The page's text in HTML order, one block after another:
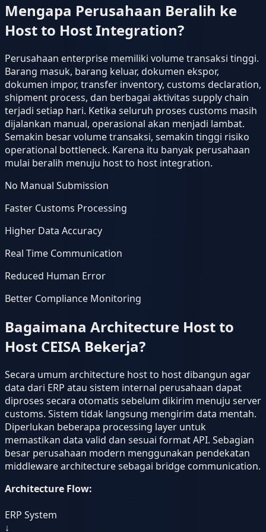
Mengapa Perusahaan Beralih ke
Host to Host Integration?
Perusahaan enterprise memiliki volume transaksi tinggi.
Barang masuk, barang keluar, dokumen ekspor,
dokumen impor, transfer inventory, customs declaration,
shipment process, dan berbagai aktivitas supply chain
terjadi setiap hari. Ketika seluruh proses customs masih
dijalankan manual, operasional akan menjadi lambat.
Semakin besar volume transaksi, semakin tinggi risiko
operational bottleneck. Karena itu banyak perusahaan
mulai beralih menuju host to host integration.
No Manual Submission
Faster Customs Processing
Higher Data Accuracy
Real Time Communication
Reduced Human Error
Better Compliance Monitoring
Bagaimana Architecture Host to
Host CEISA Bekerja?
Secara umum architecture host to host dibangun agar
data dari ERP atau sistem internal perusahaan dapat
diproses secara otomatis sebelum dikirim menuju server
customs. Sistem tidak langsung mengirim data mentah.
Diperlukan beberapa processing layer untuk
memastikan data valid dan sesuai format API. Sebagian
besar perusahaan modern menggunakan pendekatan
middleware architecture sebagai bridge communication.
Architecture Flow:
ERP System
↓